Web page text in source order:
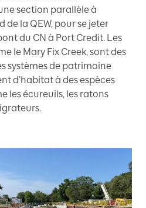
section parallèle à
de la QEW, pour se jeter
du CN à Port Credit. Les
le Mary Fix Creek, sont des
systèmes de patrimoine
d’habitat à des espèces
les écureuils, les ratons